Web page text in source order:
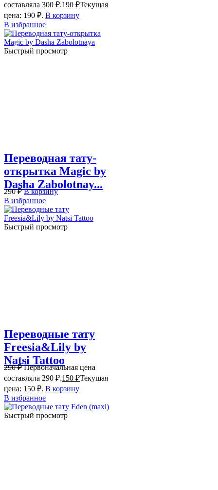
составляла 300 ₽.190 ₽Текущая
цена: 190 ₽. В корзину
В избранное
Быстрый просмотр
Переводная тату-
открытка Magic by
Dasha Zabolotnay...
290₽ В корзину
В избранное
Быстрый просмотр
Переводные тату
Freesia&Lily by
Natsi Tattoo
290₽ Первоначальная цена
составляла 290 ₽.150 ₽Текущая
цена: 150 ₽. В корзину
В избранное
Быстрый просмотр